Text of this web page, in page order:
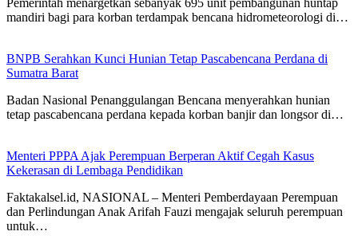
Pemerintah menargetkan sebanyak 695 unit pembangunan huntap
mandiri bagi para korban terdampak bencana hidrometeorologi di…
BNPB Serahkan Kunci Hunian Tetap Pascabencana Perdana di
Sumatra Barat
Badan Nasional Penanggulangan Bencana menyerahkan hunian
tetap pascabencana perdana kepada korban banjir dan longsor di…
Menteri PPPA Ajak Perempuan Berperan Aktif Cegah Kasus
Kekerasan di Lembaga Pendidikan
Faktakalsel.id, NASIONAL – Menteri Pemberdayaan Perempuan
dan Perlindungan Anak Arifah Fauzi mengajak seluruh perempuan
untuk…